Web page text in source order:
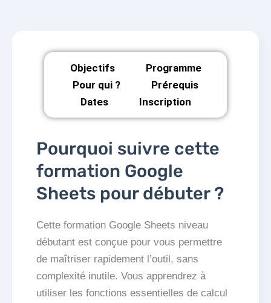
Objectifs
Programme
Pour qui ?
Prérequis
Dates
Inscription
Pourquoi suivre cette
formation Google
Sheets pour débuter ?
Cette formation Google Sheets niveau
débutant est conçue pour vous permettre
de maîtriser rapidement l’outil, sans
complexité inutile. Vous apprendrez à
utiliser les fonctions essentielles de calcul